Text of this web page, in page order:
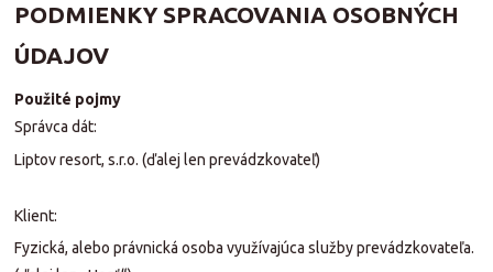
PODMIENKY SPRACOVANIA OSOBNÝCH
ÚDAJOV
Použité pojmy
Správca dát:
Liptov resort, s.r.o. (ďalej len prevádzkovateľ)
Klient:
Fyzická, alebo právnická osoba využívajúca služby prevádzkovateľa.